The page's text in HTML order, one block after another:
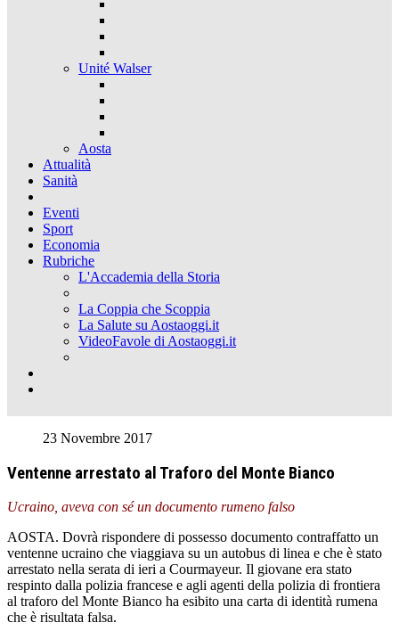
Unité Walser
Aosta
Attualità
Sanità
Eventi
Sport
Economia
Rubriche
L'Accademia della Storia
La Coppia che Scoppia
La Salute su Aostaoggi.it
VideoFavole di Aostaoggi.it
23 Novembre 2017
Ventenne arrestato al Traforo del Monte Bianco
Ucraino, aveva con sé un documento rumeno falso
AOSTA. Dovrà rispondere di possesso documento contraffatto un
ventenne ucraino che viaggiava su un autobus di linea e che è stato
arrestato nella serata di ieri a Courmayeur. Il giovane era stato
respinto dalla polizia francese e agli agenti della polizia di frontiera
al traforo del Monte Bianco ha esibito una carta di identità rumena
che è risultata falsa.